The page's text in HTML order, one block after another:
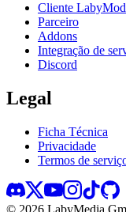
Cliente LabyMod
Parceiro
Addons
Integração de
Discord
Legal
Ficha Técnica
Privacidade
Termos de
© 2026 LabyMedia